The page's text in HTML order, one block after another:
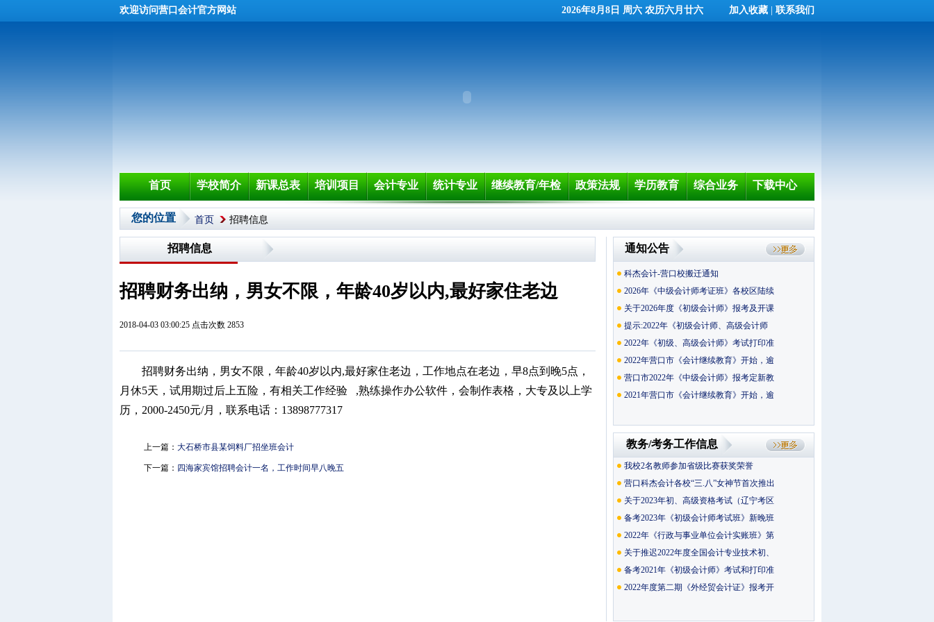
欢迎访问营口会计官方网站 2026年8月8日 周六 农历六月廿六 加入收藏 联系我们
首页 学校简介 新课总表 培训项目 会计专业 统计专业 继续教育/年检 政策法规 学历教育 综合业务 下载中心
您的位置 首页 招聘信息
招聘信息
招聘财务出纳，男女不限，年龄40岁以内,最好家住老边
2018-04-03 03:00:25 点击次数 2853
招聘财务出纳，男女不限，年龄40岁以内,最好家住老边，工作地点在老边，早8点到晚5点，
月休5天，试用期过后上五险，有相关工作经验 ,熟练操作办公软件，会制作表格，大专及以上学
历，2000-2450元/月，联系电话：13898777317
上一篇： 大石桥市县某饲料厂招坐班会计
下一篇： 四海家宾馆招聘会计一名，工作时间早八晚五
通知公告
科杰会计-营口校搬迁通知
2026年《中级会计师考证班》各校区陆续
关于2026年度《初级会计师》报考及开课
提示:2022年《初级会计师、高级会计师
2022年《初级、高级会计师》考试打印准
2022年营口市《会计继续教育》开始，逾
营口市2022年《中级会计师》报考定新教
2021年营口市《会计继续教育》开始，逾
教务/考务工作信息
我校2名教师参加省级比赛获奖荣誉
营口科杰会计各校“三.八”女神节首次推出
关于2023年初、高级资格考试（辽宁考区
备考2023年《初级会计师考试班》新晚班
2022年《行政与事业单位会计实账班》第
关于推迟2022年度全国会计专业技术初、
备考2021年《初级会计师》考试和打印准
2022年度第二期《外经贸会计证》报考开